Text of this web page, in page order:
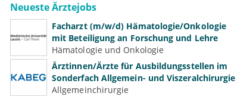
Neueste Ärztejobs
Facharzt (m/w/d) Hämatologie/Onkologie
mit Beteiligung an Forschung und Lehre
Hämatologie und Onkologie
Ärztinnen/Ärzte für Ausbildungsstellen im
Sonderfach Allgemein- und Viszeralchirurgie
Allgemeinchirurgie